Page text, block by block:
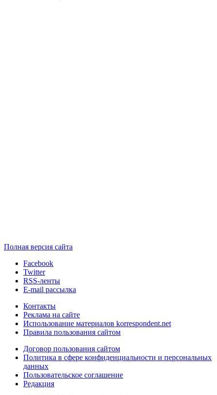
Полная версия сайта
Facebook
Twitter
RSS-ленты
E-mail рассылка
Контакты
Реклама на сайте
Использование материалов korrespondent.net
Правила пользования сайтом
Договор пользования сайтом
Политика в сфере конфиденциальности и персональных
данных
Пользовательское соглашение
Редакция